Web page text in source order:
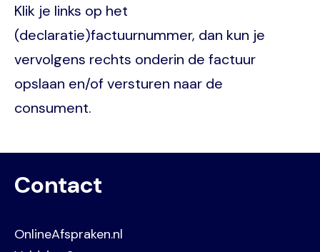
Klik je links op het
(declaratie)factuurnummer, dan kun je
vervolgens rechts onderin de factuur
opslaan en/of versturen naar de
consument.
Contact
OnlineAfspraken.nl